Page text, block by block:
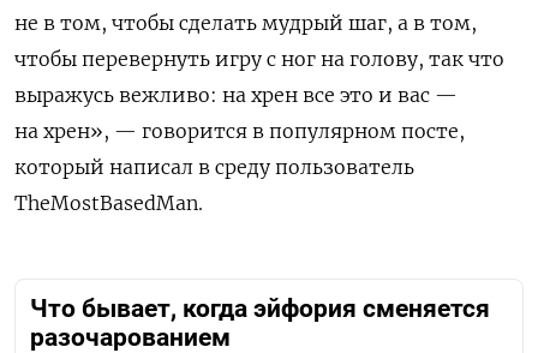
не в том, чтобы сделать мудрый шаг, а в том,
чтобы перевернуть игру с ног на голову, так что
выражусь вежливо: на хрен все это и вас —
на хрен», — говорится в популярном посте,
который написал в среду пользователь
TheMostBasedMan.
Что бывает, когда эйфория сменяется
разочарованием